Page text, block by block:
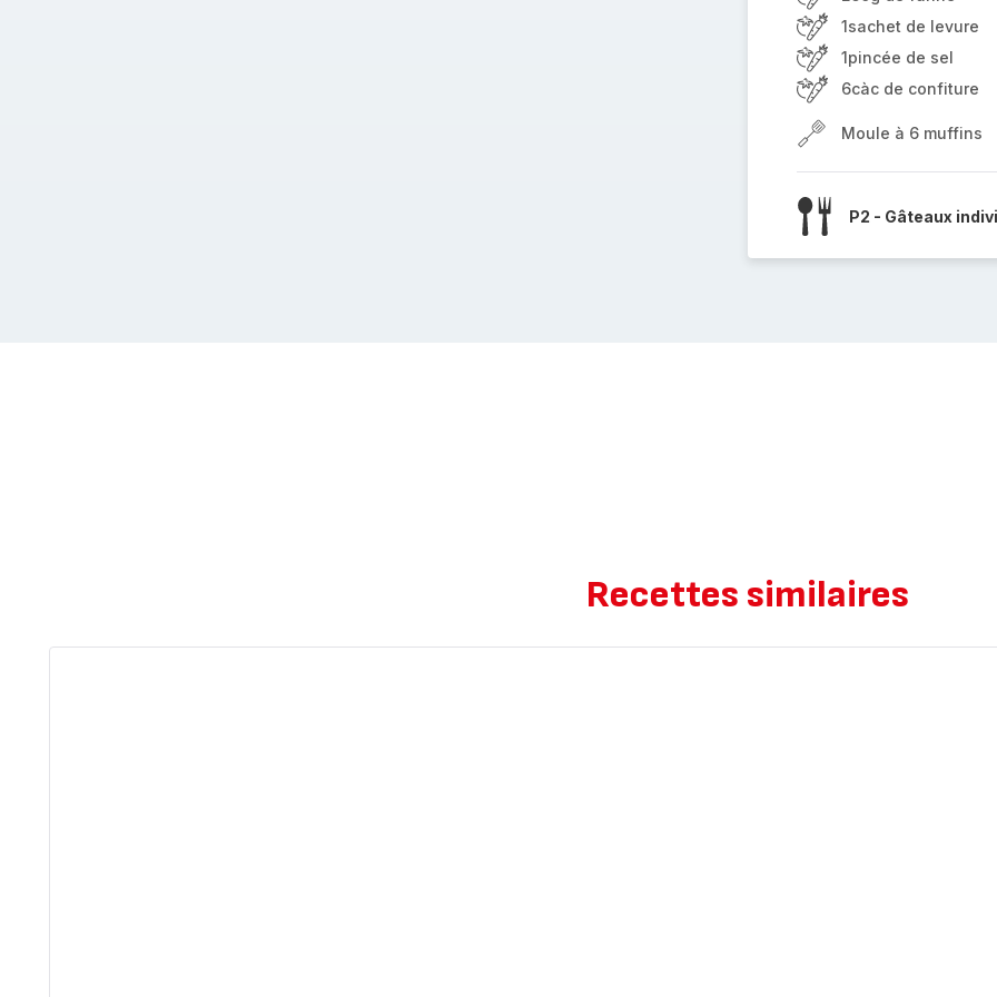
1sachet de levure
1pincée de sel
6càc de confiture
Moule à 6 muffins
P2 - Gâteaux
Recettes similaires